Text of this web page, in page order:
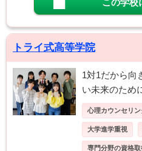
この学校
トライ式高等学院
1対1だから向
い未来のため
心理カウンセリン
大学進学重視
専門分野の資格取